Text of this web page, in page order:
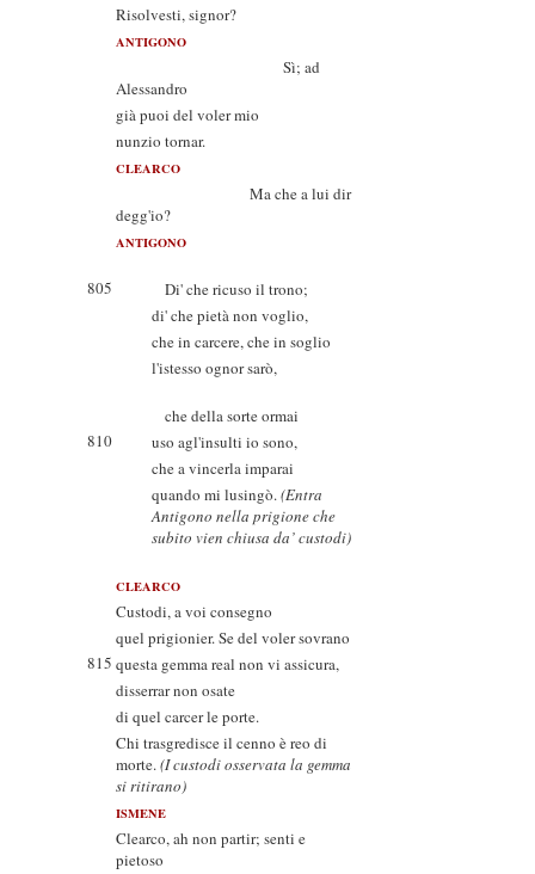
Risolvesti, signor?
ANTIGONO
Sì; ad
Alessandro
già puoi del voler mio
nunzio tornar.
CLEARCO
Ma che a lui dir
degg'io?
ANTIGONO
805
Di' che ricuso il trono;
di' che pietà non voglio,
che in carcere, che in soglio
l'istesso ognor sarò,
che della sorte ormai
810
uso agl'insulti io sono,
che a vincerla imparai
quando mi lusingò.(Entra
Antigono nella prigione che
subito vien chiusa da’ custodi)
CLEARCO
Custodi, a voi consegno
quel prigionier. Se del voler sovrano
815 questa gemma real non vi assicura,
disserrar non osate
di quel carcer le porte.
Chi trasgredisce il cenno è reo di
morte.(I custodi osservata la gemma
si ritirano)
ISMENE
Clearco, ah non partir; senti e
pietoso